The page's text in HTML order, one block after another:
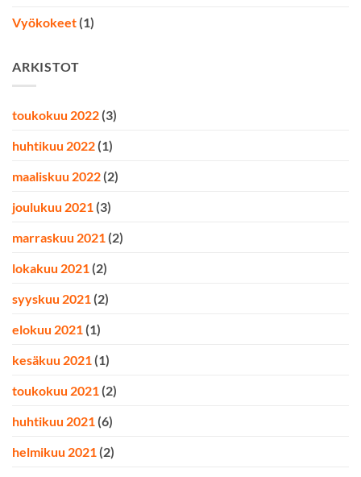
Vyökokeet (1)
ARKISTOT
toukokuu 2022 (3)
huhtikuu 2022 (1)
maaliskuu 2022 (2)
joulukuu 2021 (3)
marraskuu 2021 (2)
lokakuu 2021 (2)
syyskuu 2021 (2)
elokuu 2021 (1)
kesäkuu 2021 (1)
toukokuu 2021 (2)
huhtikuu 2021 (6)
helmikuu 2021 (2)